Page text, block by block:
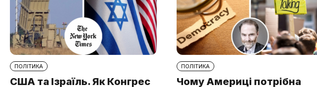
ПОЛІТИКА
США та Ізраїль. Як Конгрес
ПОЛІТИКА
Чому Америці потрібна